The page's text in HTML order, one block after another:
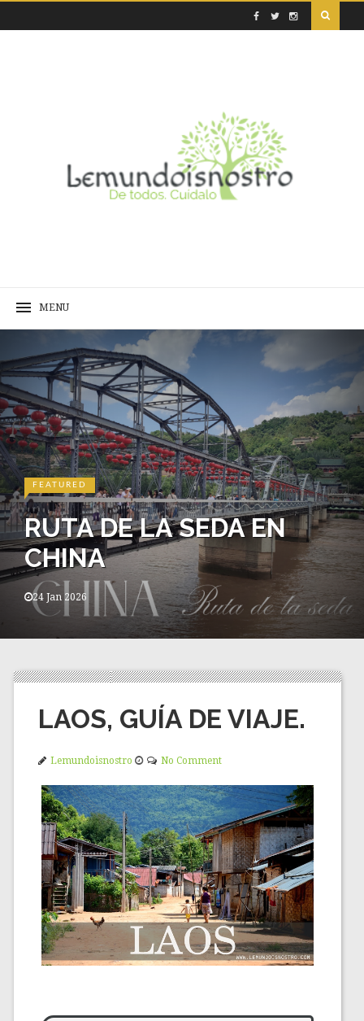
SEDA EN
SERBIA
30
SOBRE
07 Jan 2026
LAOS, GUÍA DE VIAJE.
Lemundoisnostro No Comment